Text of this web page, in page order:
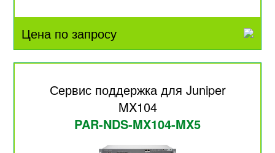
Цена по запросу
Сервис поддержка для Juniper
MX104
PAR-NDS-MX104-MX5